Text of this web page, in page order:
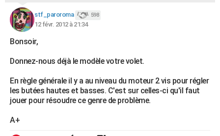
stf_paroroma 598
12 févr. 2012 à 21:34
Bonsoir,
Donnez-nous déjà le modèle votre volet.
En règle générale il y a au niveau du moteur 2 vis pour régler
les butées hautes et basses. C'est sur celles-ci qu'il faut
jouer pour résoudre ce genre de problème.
A+